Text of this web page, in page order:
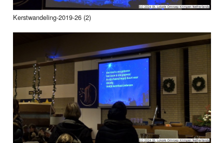
Kerstwandeling-2019-26 (2)